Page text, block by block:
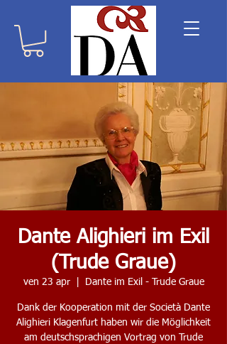
Dante Alighieri im Exil
(Trude Graue)
ven 23 apr
  |
Dante im Exil - Trude Graue
Dank der Kooperation mit der Società Dante
Alighieri Klagenfurt haben wir die Möglichkeit
am deutschsprachigen Vortrag von Trude